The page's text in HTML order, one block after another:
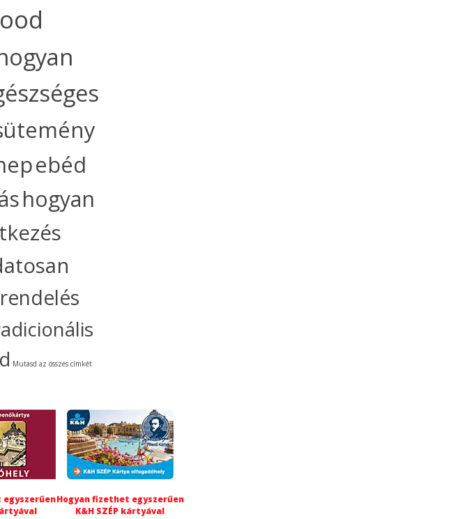
ebéd
hogyan
Mutasd az összes címkét
Hogyan fizethet egyszerűen
K&H SZÉP kártyával